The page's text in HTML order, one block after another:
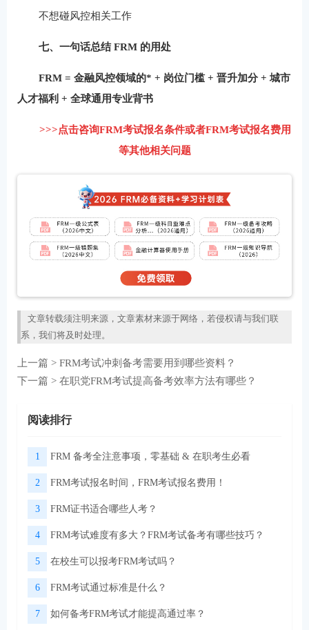
不想碰风控相关工作
七、一句话总结 FRM 的用处
FRM = 金融风控领域的* + 岗位门槛 + 晋升加分 + 城市
人才福利 + 全球通用专业背书
>>>点击咨询FRM考试报名条件或者FRM考试报名费用
等其他相关问题
文章转载须注明来源，文章素材来源于网络，若侵权请与我们联
系，我们将及时处理。
上一篇 > FRM考试冲刺备考需要用到哪些资料？
下一篇 > 在职党FRM考试提高备考效率方法有哪些？
阅读排行
1 FRM 备考全注意事项，零基础 & 在职考生必看
2 FRM考试报名时间，FRM考试报名费用！
3 FRM证书适合哪些人考？
4 FRM考试难度有多大？FRM考试备考有哪些技巧？
5 在校生可以报考FRM考试吗？
6 FRM考试通过标准是什么？
7 如何备考FRM考试才能提高通过率？